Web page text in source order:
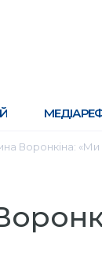
Воронкіна: «Ми